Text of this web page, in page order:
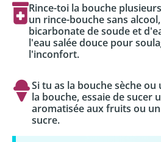
Rince-toi la bouche
un rince-bouche sans
bicarbonate de soude et
l'eau salée douce pour
l'inconfort.
Si tu as la bouche sèche
la bouche, essaie de sucer
aromatisée aux fruits ou
sucre.